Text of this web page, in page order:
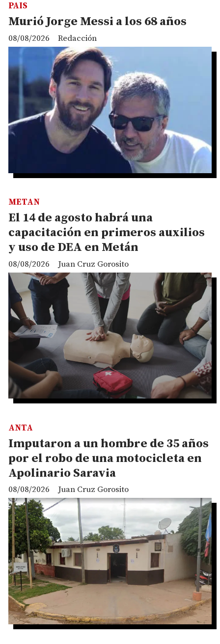
Murió Jorge Messi a los 68 años
Redacción
PAIS
08/08/2026
El 14 de agosto habrá una
capacitación en primeros auxilios
y uso de DEA en Metán
Juan Cruz Gorosito
METAN
08/08/2026
Imputaron a un hombre de 35 años
por el robo de una motocicleta en
Apolinario Saravia
Juan Cruz Gorosito
ANTA
08/08/2026